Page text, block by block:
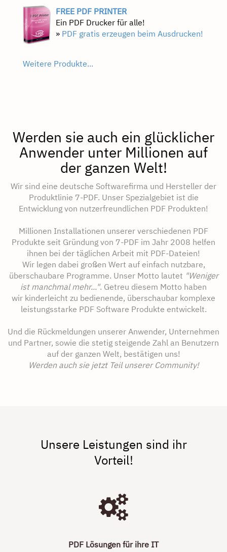
FREE PDF PRINTER
Ein PDF Drucker für alle!
» PDF gratis erzeugen beim Ausdrucken!
Weitere Produkte...
Werden sie auch ein glücklicher
Anwender unter Millionen auf
der ganzen Welt!
Wir sind eine deutsche Softwarefirma und Hersteller der
Produktlinie 7-PDF. Unser Spezialgebiet ist die
Entwicklung von nutzerfreundlichen PDF Produkten!
Millionen Installationen unserer verschiedenen PDF
Produkte seit Gründung von 7-PDF im Jahr 2008 helfen
ihnen bei der täglichen Arbeit mit PDF-Dateien!
Wir legen dabei großen Wert auf einfach nutzbare,
überschaubare Programme. Unser Motto lautet "Weniger
ist manchmal mehr...". Getreu diesem Motto haben
wir kinderleicht zu bedienende, überschaubar komplexe
leistungsstarke PDF Software Produkte entwickelt.
Und die Rückmeldungen unserer Anwender, Unternehmen
und Partner, sowie die stetig steigende Zahl an Benutzern
auf der ganzen Welt, bestätigen uns!
Werden auch sie jetzt Teil unserer Community!
Unsere Leistungen sind ihr
Vorteil!
PDF Lösungen für ihre IT